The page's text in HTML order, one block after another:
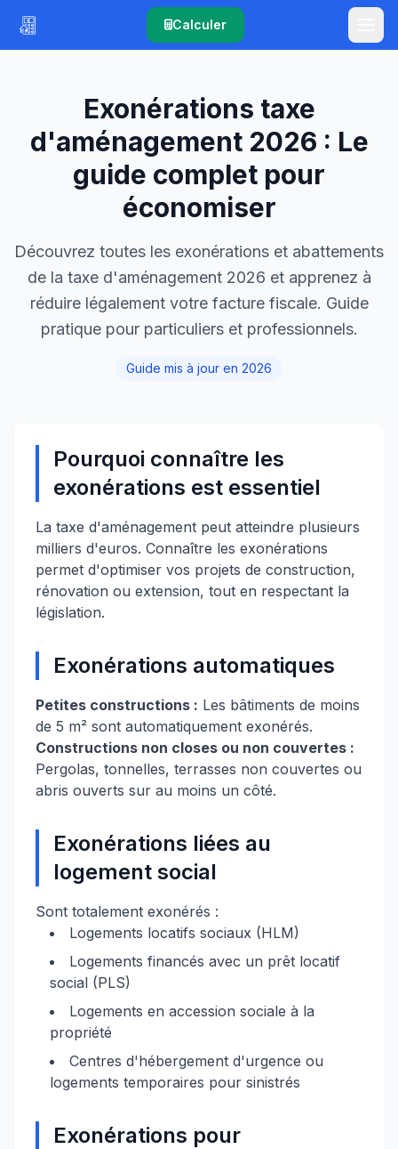
Calculer
Exonérations taxe
d'aménagement 2026 : Le
guide complet pour
économiser
Découvrez toutes les exonérations et abattements
de la taxe d'aménagement 2026 et apprenez à
réduire légalement votre facture fiscale. Guide
pratique pour particuliers et professionnels.
Guide mis à jour en 2026
Pourquoi connaître les
exonérations est essentiel
La taxe d'aménagement peut atteindre plusieurs
milliers d'euros. Connaître les exonérations
permet d'optimiser vos projets de construction,
rénovation ou extension, tout en respectant la
législation.
Exonérations automatiques
Petites constructions : Les bâtiments de moins
de 5 m² sont automatiquement exonérés.
Constructions non closes ou non couvertes :
Pergolas, tonnelles, terrasses non couvertes ou
abris ouverts sur au moins un côté.
Exonérations liées au
logement social
Sont totalement exonérés :
Logements locatifs sociaux (HLM)
Logements financés avec un prêt locatif
social (PLS)
Logements en accession sociale à la
propriété
Centres d'hébergement d'urgence ou
logements temporaires pour sinistrés
Exonérations pour